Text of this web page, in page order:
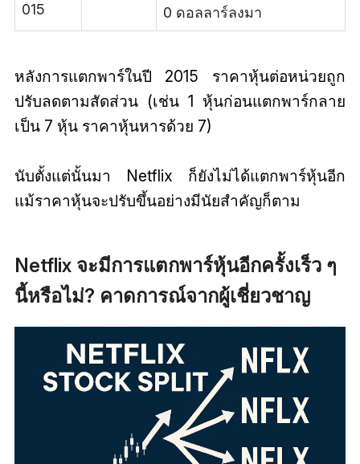
015
0 ดอลลาร์ลงมา
หลังการแตกพาร์ในปี 2015 ราคาหุ้นต่อหน่วยถูก
ปรับลดตามสัดส่วน (เช่น 1 หุ้นก่อนแตกพาร์กลาย
เป็น 7 หุ้น ราคาหุ้นหารด้วย 7)
นับตั้งแต่นั้นมา Netflix ก็ยังไม่ได้แตกพาร์หุ้นอีก
แม้ราคาหุ้นจะปรับขึ้นอย่างมีนัยสำคัญก็ตาม
Netflix จะมีการแตกพาร์หุ้นอีกครั้งเร็ว ๆ
นี้หรือไม่? คาดการณ์จากผู้เชี่ยวชาญ